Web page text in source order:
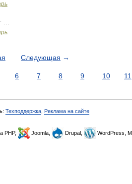
…
Следующая →
6 7 8 9 10 11
Техподдержка Реклама на сайте
PHP, Joomla, Drupal, WordPress,